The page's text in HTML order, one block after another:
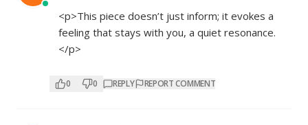
<p>This piece doesn’t just inform; it evokes a
feeling that stays with you, a quiet resonance.
</p>
0 0 REPLY REPORT COMMENT